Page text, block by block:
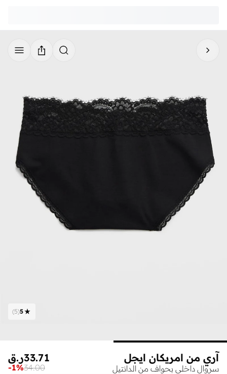
5
(
5
)
آري من امريكان ايجل
سروال داخلي بحواف من الدانتيل
ر.ق33.71
34.00
-1%